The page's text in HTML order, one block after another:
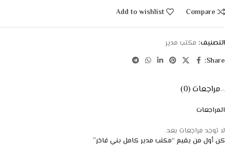
Compare
Add to wishlist
التصنيف: مكتب مدير
Share:
مراجعات (0)
المراجعات
لا توجد مراجعات بعد.
كن أول من يقيم “مكتب مدير كامل بني فاخر”